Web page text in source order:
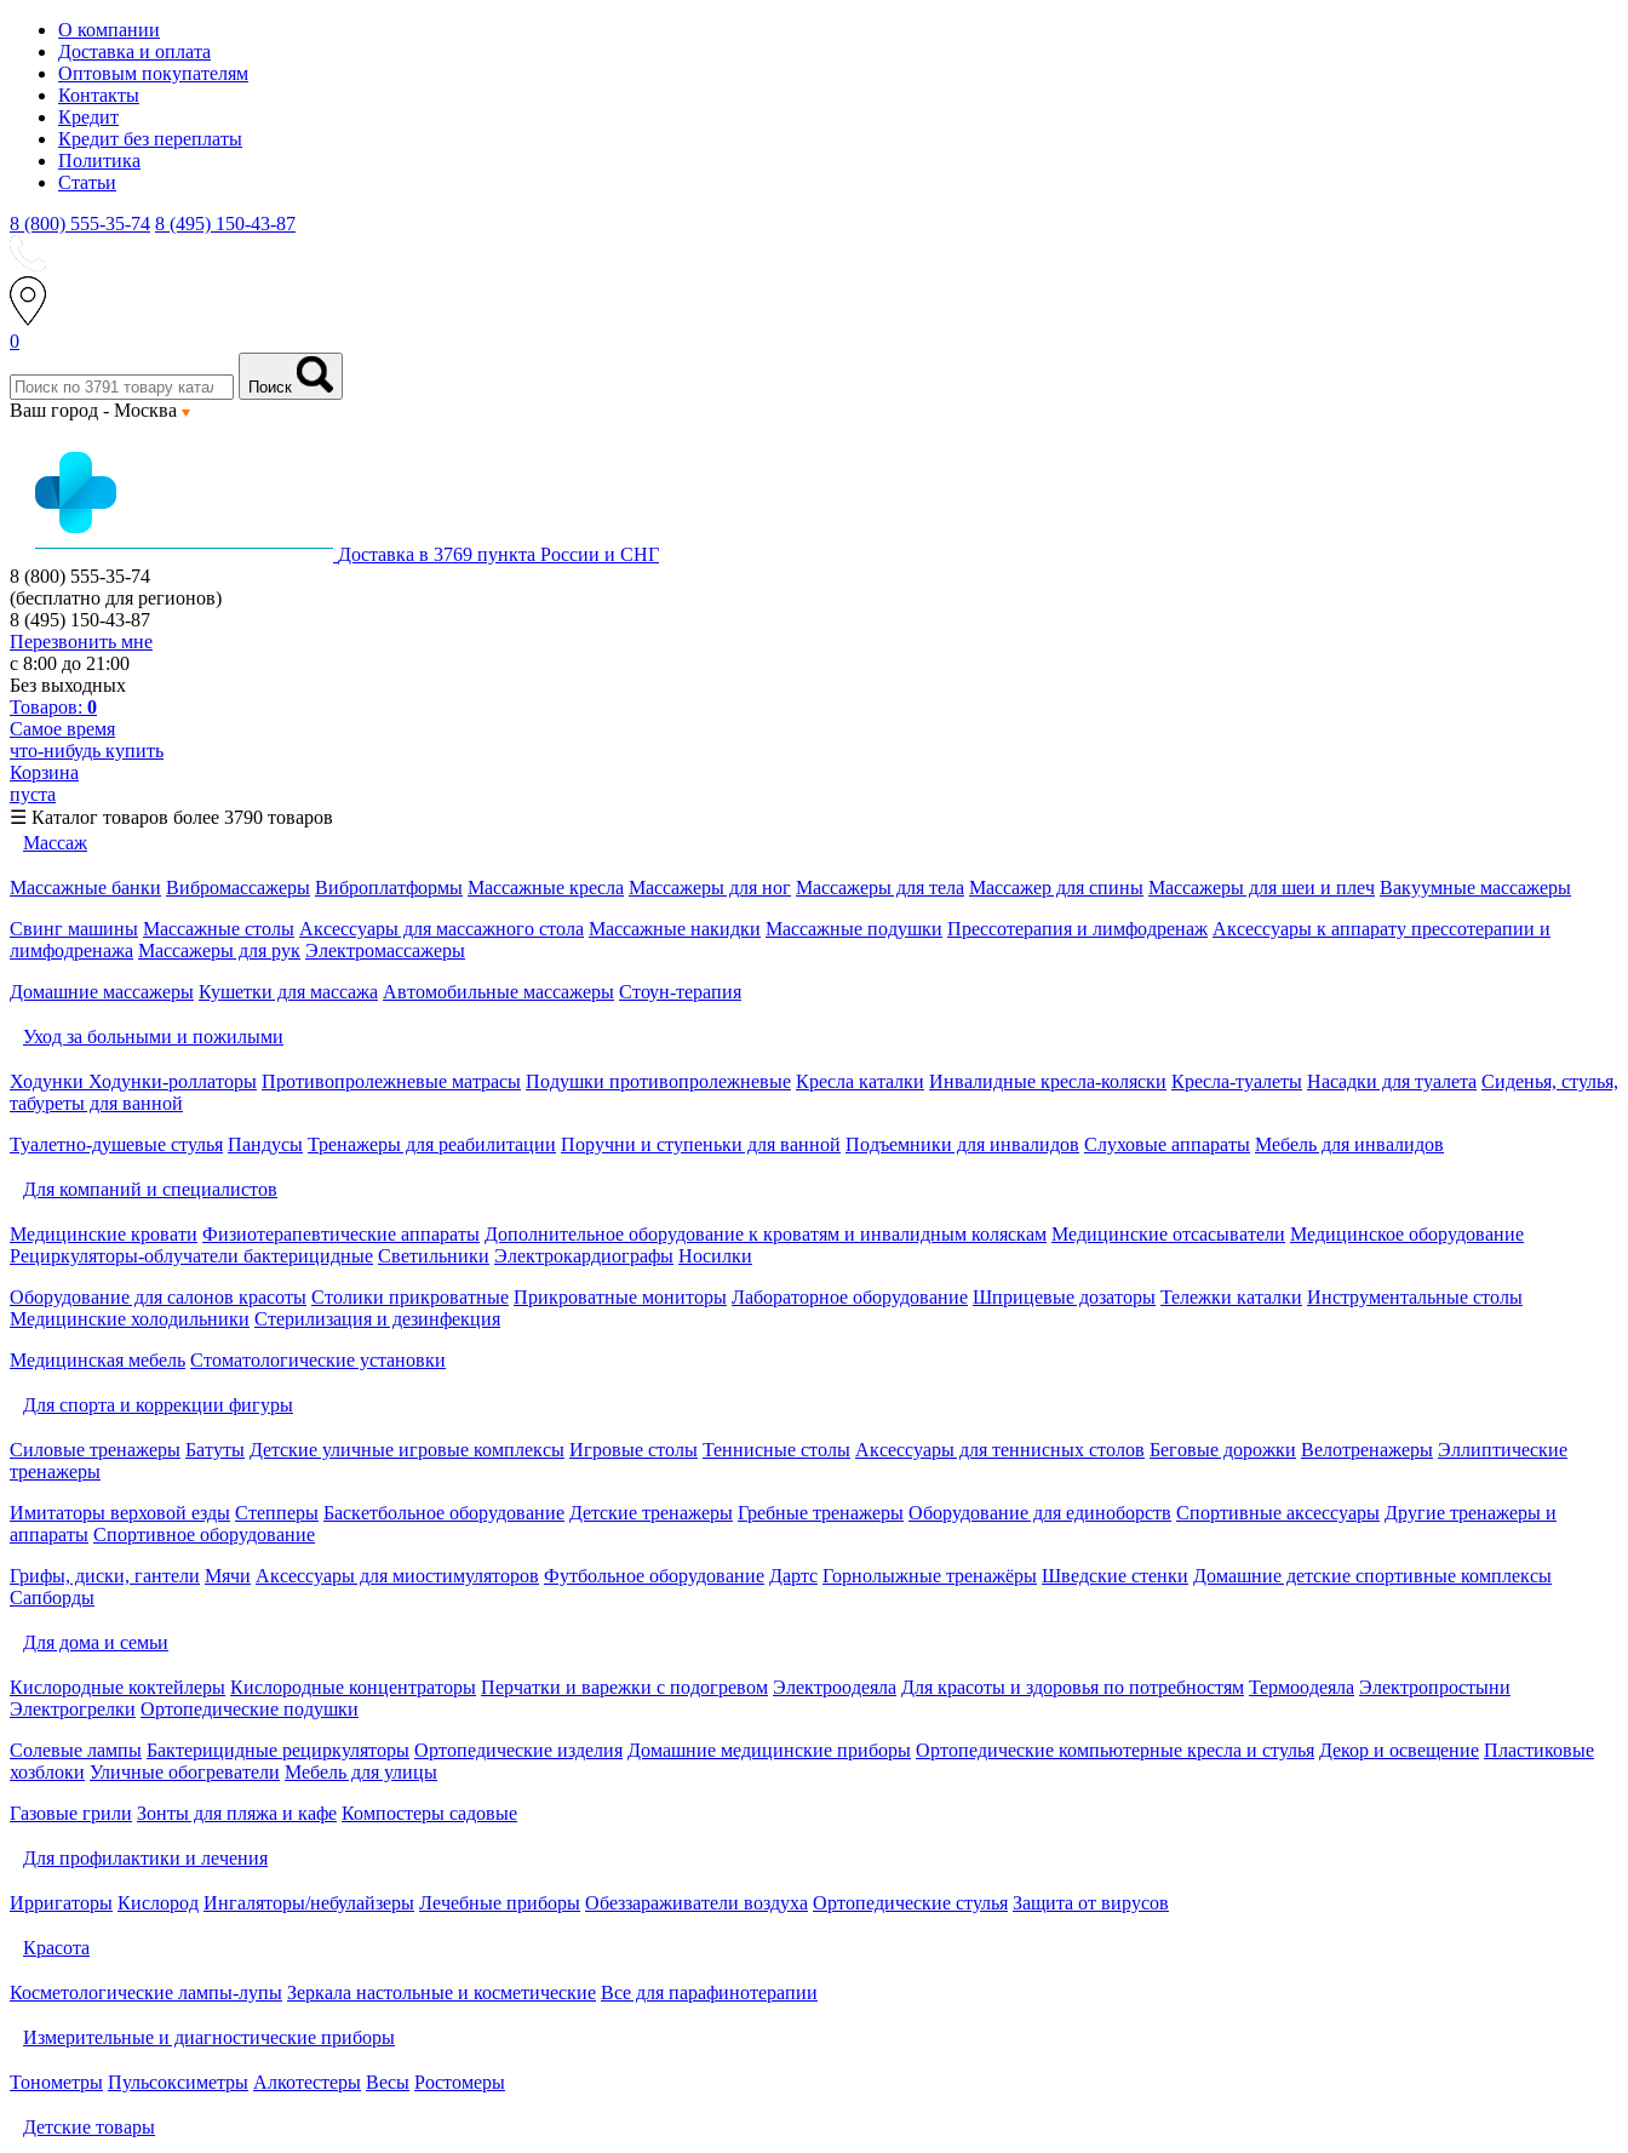
О компании
Доставка и оплата
Оптовым покупателям
Контакты
Кредит
Кредит без переплаты
Политика
Статьи
8 (800) 555-35-74 8 (495) 150-43-87
0
Поиск
Ваш город - Москва
Доставка в 3769 пункта России и СНГ
8 (800) 555-35-74
(бесплатно для регионов)
8 (495) 150-43-87
Перезвонить мне
с 8:00 до 21:00
Без выходных
Товаров: 0
Самое время
что-нибудь купить
Корзина
пуста
☰ Каталог товаров более 3790 товаров
Массаж
Массажные банки Вибромассажеры Виброплатформы Массажные кресла Массажеры для ног Массажеры для тела Массажер для спины Массажеры для шеи и плеч Вакуумные массажеры
Свинг машины Массажные столы Аксессуары для массажного стола Массажные накидки Массажные подушки Прессотерапия и лимфодренаж Аксессуары к аппарату прессотерапии и
лимфодренажа Массажеры для рук Электромассажеры
Домашние массажеры Кушетки для массажа Автомобильные массажеры Стоун-терапия
Уход за больными и пожилыми
Ходунки Ходунки-роллаторы Противопролежневые матрасы Подушки противопролежневые Кресла каталки Инвалидные кресла-коляски Кресла-туалеты Насадки для туалета Сиденья, стулья,
табуреты для ванной
Туалетно-душевые стулья Пандусы Тренажеры для реабилитации Поручни и ступеньки для ванной Подъемники для инвалидов Слуховые аппараты Мебель для инвалидов
Для компаний и специалистов
Медицинские кровати Физиотерапевтические аппараты Дополнительное оборудование к кроватям и инвалидным коляскам Медицинские отсасыватели Медицинское оборудование
Рециркуляторы-облучатели бактерицидные Светильники Электрокардиографы Носилки
Оборудование для салонов красоты Столики прикроватные Прикроватные мониторы Лабораторное оборудование Шприцевые дозаторы Тележки каталки Инструментальные столы
Медицинские холодильники Стерилизация и дезинфекция
Медицинская мебель Стоматологические установки
Для спорта и коррекции фигуры
Силовые тренажеры Батуты Детские уличные игровые комплексы Игровые столы Теннисные столы Аксессуары для теннисных столов Беговые дорожки Велотренажеры Эллиптические
тренажеры
Имитаторы верховой езды Степперы Баскетбольное оборудование Детские тренажеры Гребные тренажеры Оборудование для единоборств Спортивные аксессуары Другие тренажеры и
аппараты Спортивное оборудование
Грифы, диски, гантели Мячи Аксессуары для миостимуляторов Футбольное оборудование Дартс Горнолыжные тренажёры Шведские стенки Домашние детские спортивные комплексы
Сапборды
Для дома и семьи
Кислородные коктейлеры Кислородные концентраторы Перчатки и варежки с подогревом Электроодеяла Для красоты и здоровья по потребностям Термоодеяла Электропростыни
Электрогрелки Ортопедические подушки
Солевые лампы Бактерицидные рециркуляторы Ортопедические изделия Домашние медицинские приборы Ортопедические компьютерные кресла и стулья Декор и освещение Пластиковые
хозблоки Уличные обогреватели Мебель для улицы
Газовые грили Зонты для пляжа и кафе Компостеры садовые
Для профилактики и лечения
Ирригаторы Кислород Ингаляторы/небулайзеры Лечебные приборы Обеззараживатели воздуха Ортопедические стулья Защита от вирусов
Красота
Косметологические лампы-лупы Зеркала настольные и косметические Все для парафинотерапии
Измерительные и диагностические приборы
Тонометры Пульсоксиметры Алкотестеры Весы Ростомеры
Детские товары